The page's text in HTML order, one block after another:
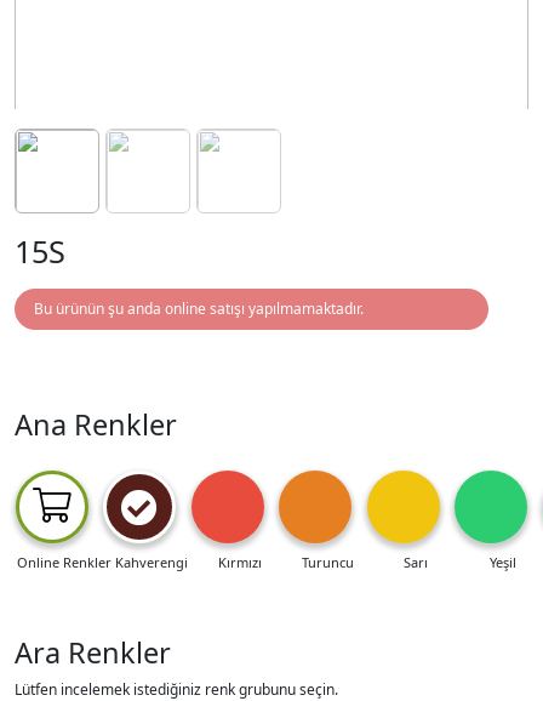
15S
Bu ürünün şu anda online satışı yapılmamaktadır.
Ana Renkler
Online Renkler Kahverengi Kırmızı Turuncu Sarı Yeşil
Ara Renkler
Lütfen incelemek istediğiniz renk grubunu seçin.